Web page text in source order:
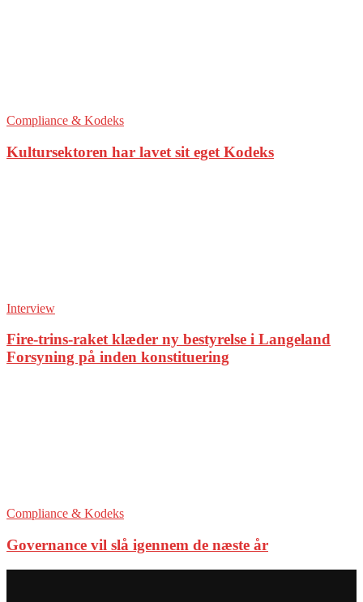
Compliance & Kodeks
Kultursektoren har lavet sit eget Kodeks
Interview
Fire-trins-raket klæder ny bestyrelse i Langeland
Forsyning på inden konstituering
Compliance & Kodeks
Governance vil slå igennem de næste år